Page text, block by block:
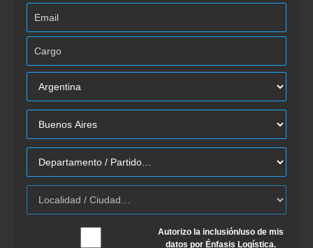
Autorizo la inclusión/uso de mis
datos por Énfasis Logística.